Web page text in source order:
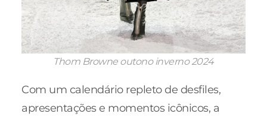
Thom Browne outono inverno 2024
Com um calendário repleto de desfiles,
apresentações e momentos icônicos, a